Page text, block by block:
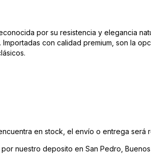
por su resistencia y elegancia
con calidad premium, son la
en stock, el envío o entrega será
nuestro deposito en San Pedro,